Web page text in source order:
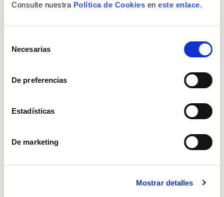
Consulte nuestra Política de Cookies en este enlace.
Necesarias
De preferencias
Estadísticas
De marketing
Mostrar detalles
Transporte y distribución